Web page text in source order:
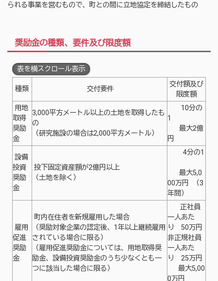
られる事業を営むもので、町との間に立地協定を締結したもの
奨励金の種類、要件及び限度額
表を横スクロール表示
種類 交付要件
交付額及び
限度額
用地
取得
奨励
金
3,000平方メートル以上の土地を取得したも
の
（研究施設の場合は2,000平方メートル）
10分の
1
最大2億
円
設備
投資
奨励
金
投下固定資産額が2億円以上
（土地を除く）
4分の1
最大5,0
00万円 （3
年間）
雇用
促進
奨励
金
町内在住者を新規雇用した場合
（奨励対象企業の認定後、1年以上継続雇用
されている場合に限る）
（雇用促進奨励金については、用地取得奨
励金、設備投資奨励金のうち少なくとも一
つに該当した場合に限る）
正社員
一人あた
り 50万円
非正規社員
一人あた
り 25万円
最大5,00
0万円